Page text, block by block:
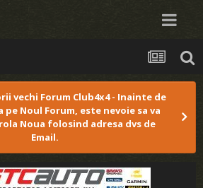
vechi Forum Club4x4 - Inainte de
Noul Forum, este nevoie sa va
Noua folosind adresa dvs de
Email.